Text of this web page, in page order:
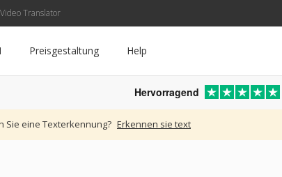
Video Translator
Preisgestaltung Help
Hervorragend
Sie eine Texterkennung? Erkennen sie text